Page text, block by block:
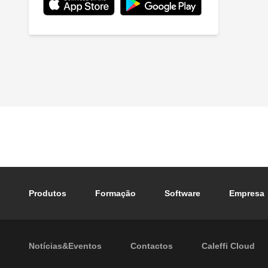
Footer main navigation
Produtos Formação Software Empresa
Footer secondary navigation
Notícias&Eventos Contactos Caleffi Cloud